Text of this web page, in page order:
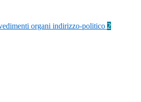
organi indirizzo-politico 2